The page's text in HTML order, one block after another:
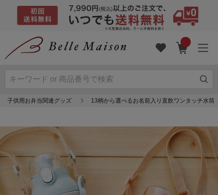
子供用お弁当関連グッズ 13柄から選べるお名前入り直飲ワンタッチ水筒